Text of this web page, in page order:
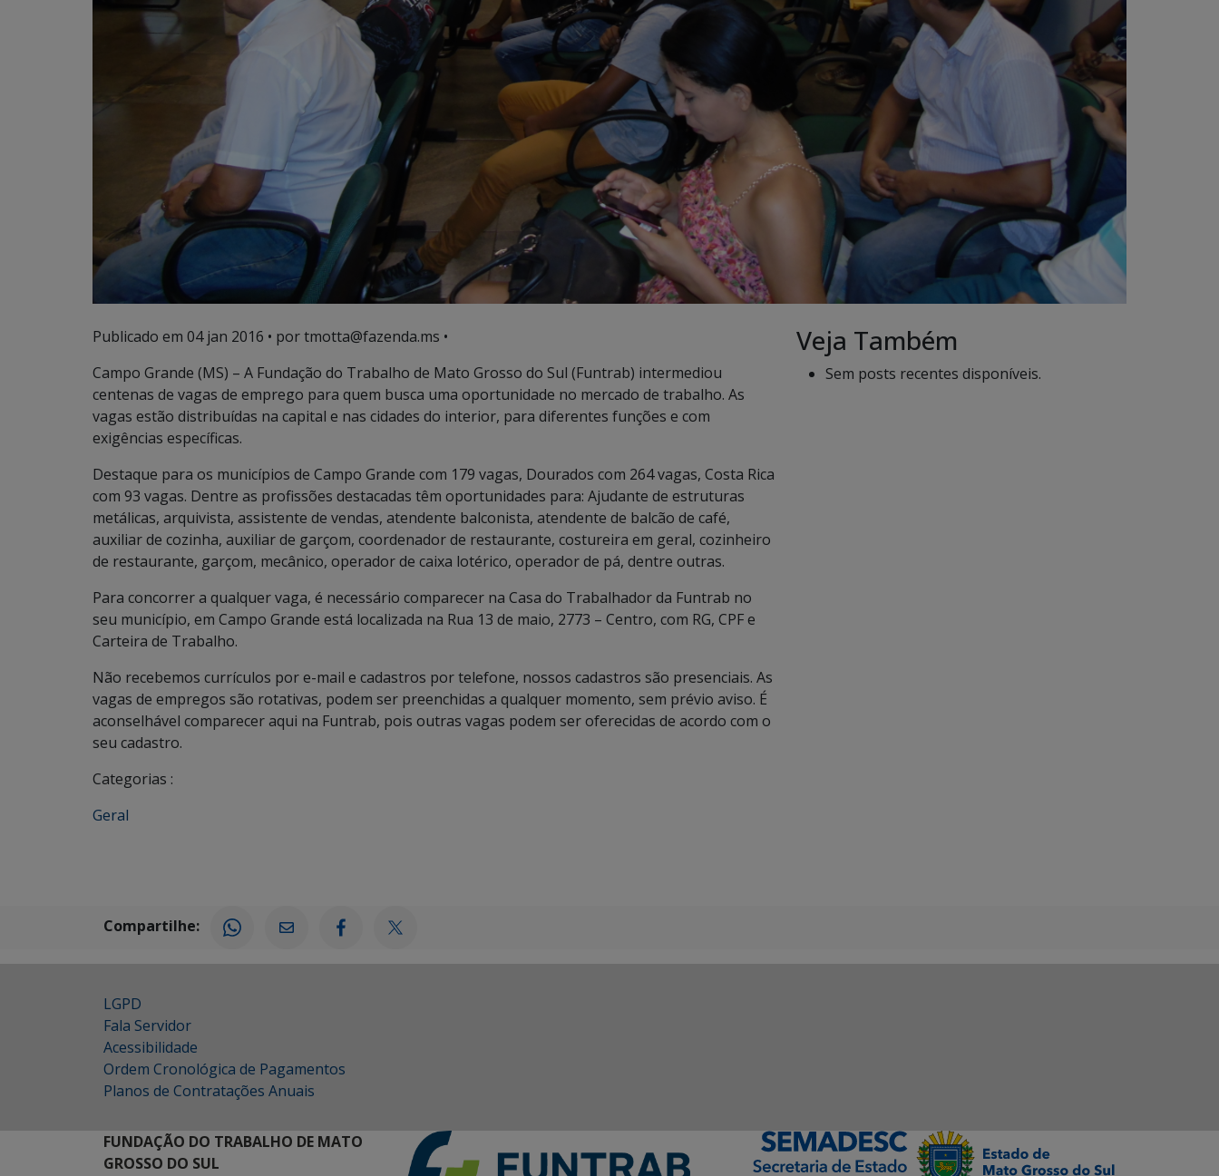
Publicado em 04 jan 2016 • por tmotta@fazenda.ms •
Campo Grande (MS) – A Fundação do Trabalho de Mato Grosso do Sul (Funtrab) intermediou
centenas de vagas de emprego para quem busca uma oportunidade no mercado de trabalho. As
vagas estão distribuídas na capital e nas cidades do interior, para diferentes funções e com
exigências específicas.
Destaque para os municípios de Campo Grande com 179 vagas, Dourados com 264 vagas, Costa Rica
com 93 vagas. Dentre as profissões destacadas têm oportunidades para: Ajudante de estruturas
metálicas, arquivista, assistente de vendas, atendente balconista, atendente de balcão de café,
auxiliar de cozinha, auxiliar de garçom, coordenador de restaurante, costureira em geral, cozinheiro
de restaurante, garçom, mecânico, operador de caixa lotérico, operador de pá, dentre outras.
Para concorrer a qualquer vaga, é necessário comparecer na Casa do Trabalhador da Funtrab no
seu município, em Campo Grande está localizada na Rua 13 de maio, 2773 – Centro, com RG, CPF e
Carteira de Trabalho.
Não recebemos currículos por e-mail e cadastros por telefone, nossos cadastros são presenciais. As
vagas de empregos são rotativas, podem ser preenchidas a qualquer momento, sem prévio aviso. É
aconselhável comparecer aqui na Funtrab, pois outras vagas podem ser oferecidas de acordo com o
seu cadastro.
Categorias :
Geral
Veja Também
Sem posts recentes disponíveis.
Compartilhe:
LGPD
Fala Servidor
Acessibilidade
Ordem Cronológica de Pagamentos
Planos de Contratações Anuais
FUNDAÇÃO DO TRABALHO DE MATO
GROSSO DO SUL